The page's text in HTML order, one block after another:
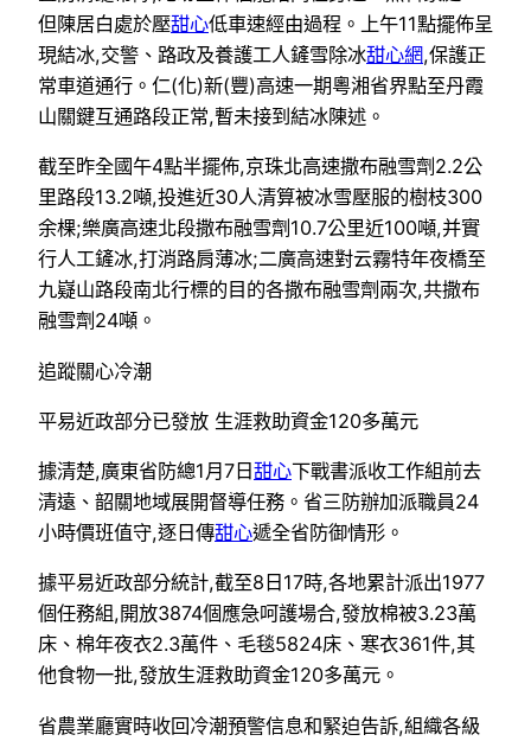
但陳居白處於壓甜心低車速經由過程。上午11點擺佈呈
現結冰,交警、路政及養護工人鏟雪除冰甜心網,保護正
常車道通行。仁(化)新(豐)高速一期粵湘省界點至丹霞
山關鍵互通路段正常,暫未接到結冰陳述。
截至昨全國午4點半擺佈,京珠北高速撒布融雪劑2.2公
里路段13.2噸,投進近30人清算被冰雪壓服的樹枝300
余棵;樂廣高速北段撒布融雪劑10.7公里近100噸,并實
行人工鏟冰,打消路肩薄冰;二廣高速對云霧特年夜橋至
九嶷山路段南北行標的目的各撒布融雪劑兩次,共撒布
融雪劑24噸。
追蹤關心冷潮
平易近政部分已發放 生涯救助資金120多萬元
據清楚,廣東省防總1月7日甜心下戰書派收工作組前去
清遠、韶關地域展開督導任務。省三防辦加派職員24
小時價班值守,逐日傳甜心遞全省防御情形。
據平易近政部分統計,截至8日17時,各地累計派出1977
個任務組,開放3874個應急呵護場合,發放棉被3.23萬
床、棉年夜衣2.3萬件、毛毯5824床、寒衣361件,其
他食物一批,發放生涯救助資金120多萬元。
省農業廳實時收回冷潮預警信息和緊迫告訴,組織各級